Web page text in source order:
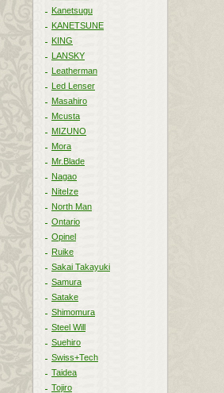
Kanetsugu
KANETSUNE
KING
LANSKY
Leatherman
Led Lenser
Masahiro
Mcusta
MIZUNO
Mora
Mr.Blade
Nagao
NiteIze
North Man
Ontario
Opinel
Ruike
Sakai Takayuki
Samura
Satake
Shimomura
Steel Will
Suehiro
Swiss+Tech
Taidea
Tojiro